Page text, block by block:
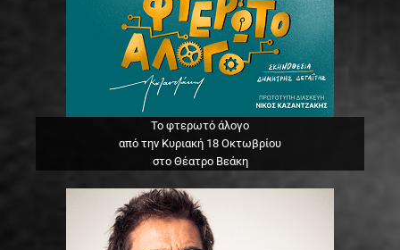
Το φτερωτό άλογο
από την Κυριακή 18 Οκτωβρίου
στο Θέατρο Βεάκη